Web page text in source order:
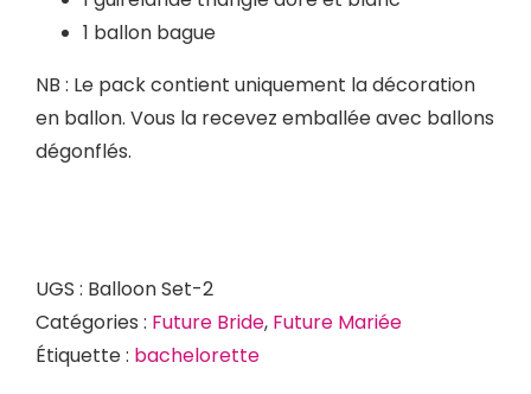
1 ballon bague
NB : Le pack contient uniquement la décoration
en ballon. Vous la recevez emballée avec ballons
dégonflés.
UGS : Balloon Set-2
Catégories : Future Bride, Future Mariée
Étiquette : bachelorette